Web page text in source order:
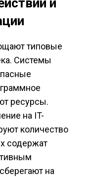
и
типовые
Системы
ресурсы.
на IT-
количество
содержат
на